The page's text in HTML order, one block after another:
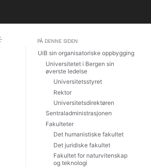
PÅ DENNE SIDEN
UiB sin organisatoriske oppbygging
Universitetet i Bergen sin
øverste ledelse
Universitetsstyret
Rektor
Universitetsdirektøren
Sentraladministrasjonen
Fakulteter
Det humanistiske fakultet
Det juridiske fakultet
Fakultet for naturvitenskap
og teknologi